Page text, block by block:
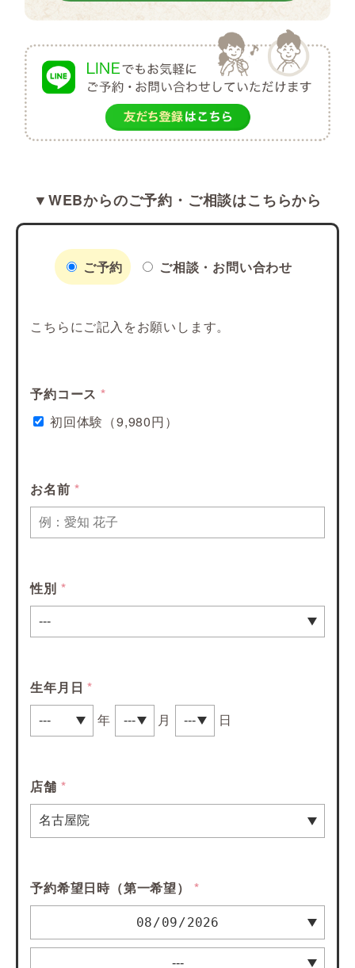
▼WEBからのご予約・ご相談はこちらから
ご予約 ご相談・お問い合わせ
こちらにご記入をお願いします。
予約コース *
初回体験（9,980円）
お名前 *
性別 *
生年月日 *
年
月 日
店舗 *
予約希望日時（第一希望） *